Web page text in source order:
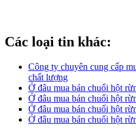
Các loại tin khác:
Công ty chuyên cung cấp
chất lượng
Ở đâu mua bán chuối hột
Ở đâu mua bán chuối hột
Ở đâu mua bán chuối hột
Ở đâu mua bán chuối hột